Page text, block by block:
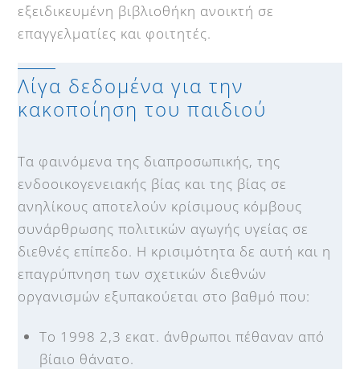
εξειδικευμένη βιβλιοθήκη ανοικτή σε
επαγγελματίες και φοιτητές.
Λίγα δεδομένα για την
κακοποίηση του παιδιού
Τα φαινόμενα της διαπροσωπικής, της
ενδοοικογενειακής βίας και της βίας σε
ανηλίκους αποτελούν κρίσιμους κόμβους
συνάρθρωσης πολιτικών αγωγής υγείας σε
διεθνές επίπεδο. Η κρισιμότητα δε αυτή και η
επαγρύπνηση των σχετικών διεθνών
οργανισμών εξυπακούεται στο βαθμό που:
Το 1998 2,3 εκατ. άνθρωποι πέθαναν από
βίαιο θάνατο.